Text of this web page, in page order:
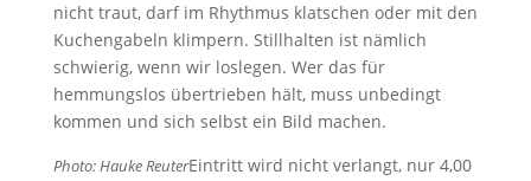
nicht traut, darf im Rhythmus klatschen oder mit den
Kuchengabeln klimpern. Stillhalten ist nämlich
schwierig, wenn wir loslegen. Wer das für
hemmungslos übertrieben hält, muss unbedingt
kommen und sich selbst ein Bild machen.
Photo: Hauke ReuterEintritt wird nicht verlangt, nur 4,00